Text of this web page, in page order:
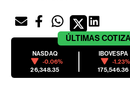
ÚLTIMAS
NASDAQ
-0.06%
26,348.35
IBOVESPA
-1.23%
175,546.36